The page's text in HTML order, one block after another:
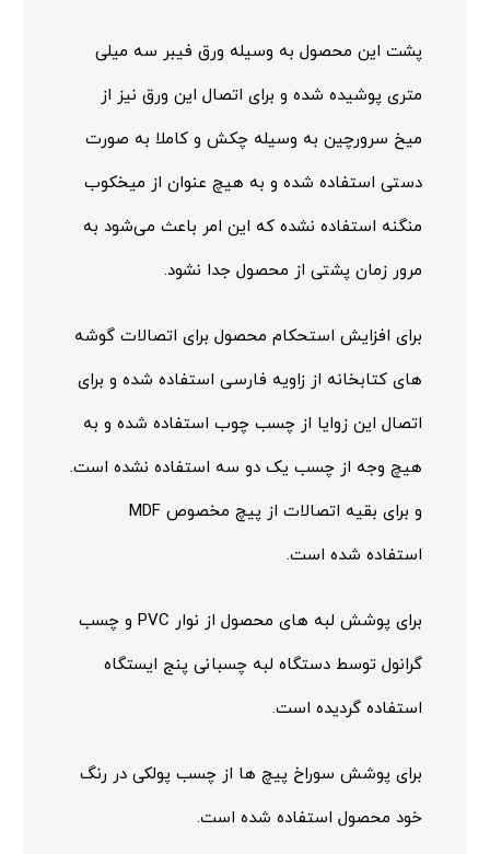
پشت این محصول به وسیله ورق فیبر سه میلی
متری پوشیده شده و برای اتصال این ورق نیز از
میخ سرورچین به وسیله چکش و کاملا به صورت
دستی استفاده شده و به هیچ عنوان از میخکوب
منگنه استفاده نشده که این امر باعث می‌شود به
مرور زمان پشتی از محصول جدا نشود.
برای افزایش استحکام محصول برای اتصالات گوشه
های کتابخانه از زاویه فارسی استفاده شده و برای
اتصال این زوایا از چسب چوب استفاده شده و به
هیچ وجه از چسب یک دو سه استفاده نشده است.
و برای بقیه اتصالات از پیچ مخصوص MDF
استفاده شده است.
برای پوشش لبه های محصول از نوار PVC و چسب
گرانول توسط دستگاه لبه چسبانی پنج ایستگاه
استفاده گردیده است.
برای پوشش سوراخ پیچ ها از چسب پولکی در رنگ
خود محصول استفاده شده است.